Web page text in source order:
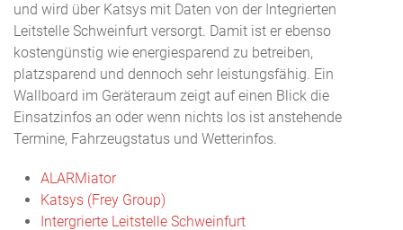
und wird über Katsys mit Daten von der Integrierten
Leitstelle Schweinfurt versorgt. Damit ist er ebenso
kostengünstig wie energiesparend zu betreiben,
platzsparend und dennoch sehr leistungsfähig. Ein
Wallboard im Geräteraum zeigt auf einen Blick die
Einsatzinfos an oder wenn nichts los ist anstehende
Termine, Fahrzeugstatus und Wetterinfos.
ALARMiator
Katsys (Frey Group)
Intergrierte Leitstelle Schweinfurt